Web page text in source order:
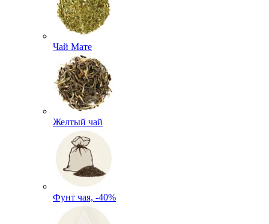
Чай Мате
Желтый чай
Фунт чая, -40%